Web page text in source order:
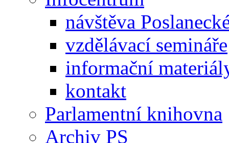
návštěva
vzdělávací semináře
informační
kontakt
Parlamentní knihovna
Archiv PS